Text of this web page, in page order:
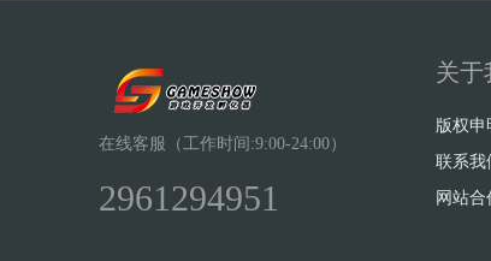
在线客服（工作时间:9:00-24:00）
2961294951
关于
版权申
联系我
网站合